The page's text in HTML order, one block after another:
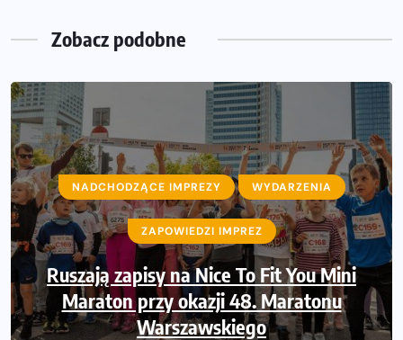
Zobacz podobne
NADCHODZĄCE IMPREZY WYDARZENIA
ZAPOWIEDZI IMPREZ
Ruszają zapisy na Nice To Fit You Mini
Maraton przy okazji 48. Maratonu
Warszawskiego
NADCHODZĄCE IMPREZY WYDARZENIA
ZAPOWIEDZI IMPREZ
Sprawdzone trasy wracają! Poznaj
przebieg 43. Toruń Maratonu, 17. Toruń
Półmaratonu i biegu na 5 km